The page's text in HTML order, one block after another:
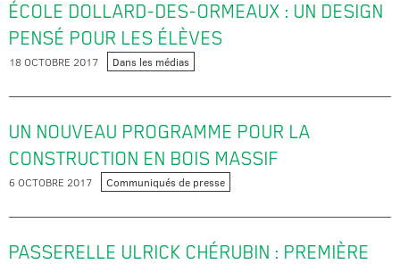
ÉCOLE DOLLARD-DES-ORMEAUX : UN DESIGN
PENSÉ POUR LES ÉLÈVES
18 OCTOBRE 2017 Dans les médias
UN NOUVEAU PROGRAMME POUR LA
CONSTRUCTION EN BOIS MASSIF
6 OCTOBRE 2017 Communiqués de presse
PASSERELLE ULRICK CHÉRUBIN : PREMIÈRE